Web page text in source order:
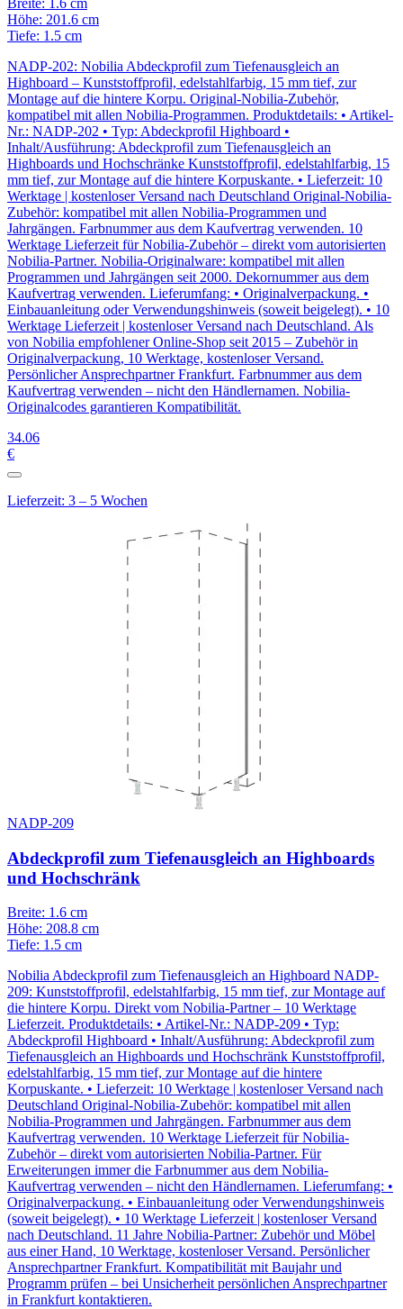
Höhe: 201.6 cm
Tiefe: 1.5 cm
NADP-202: Nobilia Abdeckprofil zum Tiefenausgleich an
Highboard – Kunststoffprofil, edelstahlfarbig, 15 mm tief, zur
Montage auf die hintere Korpu. Original-Nobilia-Zubehör,
kompatibel mit allen Nobilia-Programmen. Produktdetails: • Artikel-
Nr.: NADP-202 • Typ: Abdeckprofil Highboard •
Inhalt/Ausführung: Abdeckprofil zum Tiefenausgleich an
Highboards und Hochschränke Kunststoffprofil, edelstahlfarbig, 15
mm tief, zur Montage auf die hintere Korpuskante. • Lieferzeit: 10
Werktage | kostenloser Versand nach Deutschland Original-Nobilia-
Zubehör: kompatibel mit allen Nobilia-Programmen und
Jahrgängen. Farbnummer aus dem Kaufvertrag verwenden. 10
Werktage Lieferzeit für Nobilia-Zubehör – direkt vom autorisierten
Nobilia-Partner. Nobilia-Originalware: kompatibel mit allen
Programmen und Jahrgängen seit 2000. Dekornummer aus dem
Kaufvertrag verwenden. Lieferumfang: • Originalverpackung. •
Einbauanleitung oder Verwendungshinweis (soweit beigelegt). • 10
Werktage Lieferzeit | kostenloser Versand nach Deutschland. Als
von Nobilia empfohlener Online-Shop seit 2015 – Zubehör in
Originalverpackung, 10 Werktage, kostenloser Versand.
Persönlicher Ansprechpartner Frankfurt. Farbnummer aus dem
Kaufvertrag verwenden – nicht den Händlernamen. Nobilia-
Originalcodes garantieren Kompatibilität.
34.06
€
Lieferzeit: 3 – 5 Wochen
NADP-209
Abdeckprofil zum Tiefenausgleich an Highboards
und Hochschränk
Breite: 1.6 cm
Höhe: 208.8 cm
Tiefe: 1.5 cm
Nobilia Abdeckprofil zum Tiefenausgleich an Highboard NADP-
209: Kunststoffprofil, edelstahlfarbig, 15 mm tief, zur Montage auf
die hintere Korpu. Direkt vom Nobilia-Partner – 10 Werktage
Lieferzeit. Produktdetails: • Artikel-Nr.: NADP-209 • Typ:
Abdeckprofil Highboard • Inhalt/Ausführung: Abdeckprofil zum
Tiefenausgleich an Highboards und Hochschränk Kunststoffprofil,
edelstahlfarbig, 15 mm tief, zur Montage auf die hintere
Korpuskante. • Lieferzeit: 10 Werktage | kostenloser Versand nach
Deutschland Original-Nobilia-Zubehör: kompatibel mit allen
Nobilia-Programmen und Jahrgängen. Farbnummer aus dem
Kaufvertrag verwenden. 10 Werktage Lieferzeit für Nobilia-
Zubehör – direkt vom autorisierten Nobilia-Partner. Für
Erweiterungen immer die Farbnummer aus dem Nobilia-
Kaufvertrag verwenden – nicht den Händlernamen. Lieferumfang: •
Originalverpackung. • Einbauanleitung oder Verwendungshinweis
(soweit beigelegt). • 10 Werktage Lieferzeit | kostenloser Versand
nach Deutschland. 11 Jahre Nobilia-Partner: Zubehör und Möbel
aus einer Hand, 10 Werktage, kostenloser Versand. Persönlicher
Ansprechpartner Frankfurt. Kompatibilität mit Baujahr und
Programm prüfen – bei Unsicherheit persönlichen Ansprechpartner
in Frankfurt kontaktieren.